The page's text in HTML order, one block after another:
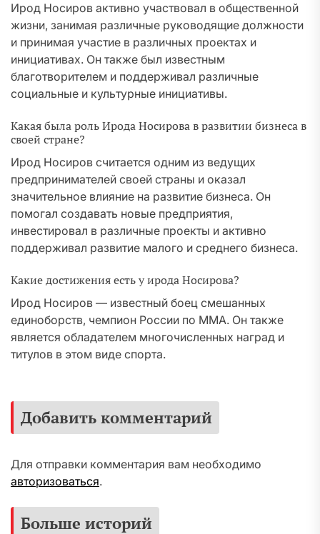
Ирод Носиров активно участвовал в общественной
жизни, занимая различные руководящие должности
и принимая участие в различных проектах и
инициативах. Он также был известным
благотворителем и поддерживал различные
социальные и культурные инициативы.
Какая была роль Ирода Носирова в развитии бизнеса в
своей стране?
Ирод Носиров считается одним из ведущих
предпринимателей своей страны и оказал
значительное влияние на развитие бизнеса. Он
помогал создавать новые предприятия,
инвестировал в различные проекты и активно
поддерживал развитие малого и среднего бизнеса.
Какие достижения есть у ирода Носирова?
Ирод Носиров — известный боец смешанных
единоборств, чемпион России по MMA. Он также
является обладателем многочисленных наград и
титулов в этом виде спорта.
Добавить комментарий
Для отправки комментария вам необходимо
авторизоваться.
Больше историй